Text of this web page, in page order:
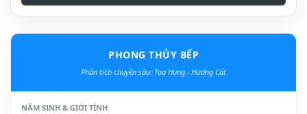
PHONG THỦY BẾP
Phân tích chuyên sâu: Tọa Hung - Hướng Cát
NĂM SINH & GIỚI TÍNH